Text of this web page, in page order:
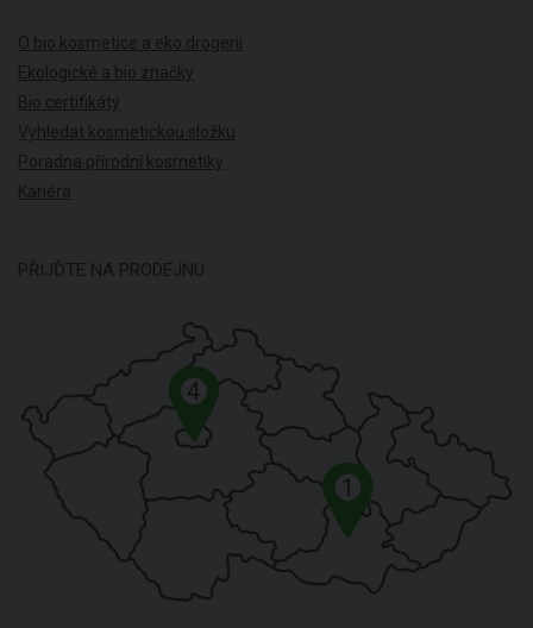
O bio kosmetice a eko drogerii
Ekologické a bio značky
Bio certifikáty
Vyhledat kosmetickou složku
Poradna přírodní kosmetiky
Kariéra
PŘIJĎTE NA PRODEJNU
1
4